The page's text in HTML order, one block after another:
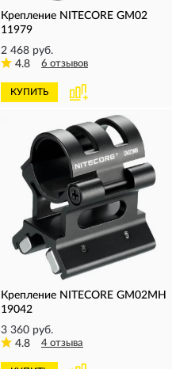
Крепление NITECORE GM02
11979
2 468 руб.
4.8
6 отзывов
КУПИТЬ
Крепление NITECORE GM02МH
19042
3 360 руб.
4.8
4 отзыва